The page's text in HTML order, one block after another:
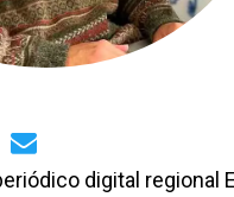
digital regional
Galerías